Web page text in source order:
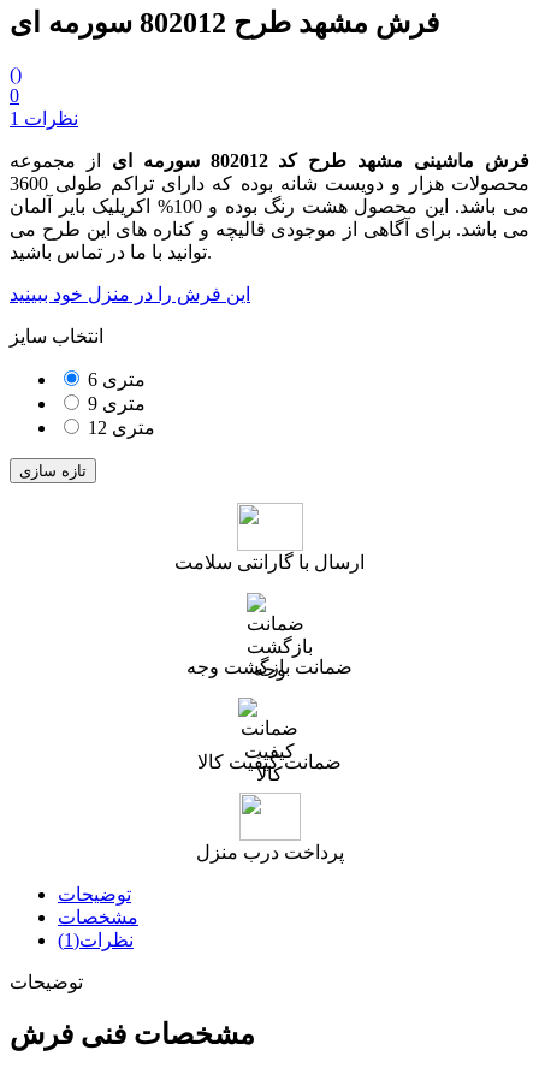
فرش مشهد طرح 802012 سورمه ای
()
0
1 نظرات
فرش ماشینی مشهد طرح کد 802012 سورمه ای
از مجموعه
محصولات هزار و دویست شانه بوده که دارای تراکم طولی 3600
می باشد. این محصول هشت رنگ بوده و 100% اکریلیک بایر آلمان
می باشد. برای آگاهی از موجودی قالیچه و کناره های این طرح می
توانید با ما در تماس باشید.
این فرش را در منزل خود ببینید
انتخاب سایز
6 متری
9 متری
12 متری
ارسال با گارانتی سلامت
ضمانت بازگشت وجه
ضمانت کیفیت کالا
پرداخت درب منزل
توضیحات
مشخصات
نظرات(1)
توضیحات
مشخصات فنی فرش